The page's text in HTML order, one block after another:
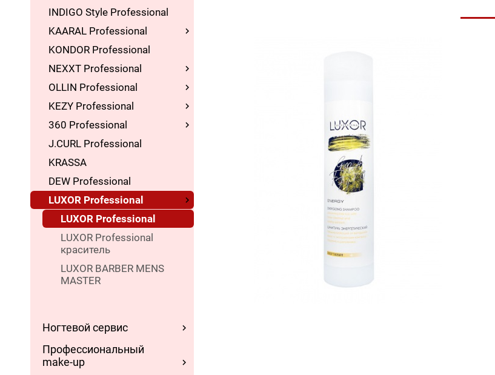
INDIGO Style Professional
KAARAL Professional
KONDOR Professional
NEXXT Professional
OLLIN Professional
KEZY Professional
360 Professional
J.CURL Professional
KRASSA
DEW Professional
LUXOR Professional
LUXOR Professional
LUXOR Professional
краситель
LUXOR BARBER MENS
MASTER
Ногтевой сервис
Профессиональный
make-up